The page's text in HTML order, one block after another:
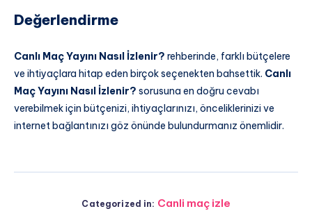
Değerlendirme
Canlı Maç Yayını Nasıl İzlenir? rehberinde, farklı bütçelere
ve ihtiyaçlara hitap eden birçok seçenekten bahsettik. Canlı
Maç Yayını Nasıl İzlenir? sorusuna en doğru cevabı
verebilmek için bütçenizi, ihtiyaçlarınızı, önceliklerinizi ve
internet bağlantınızı göz önünde bulundurmanız önemlidir.
Categorized in: Canli maç izle